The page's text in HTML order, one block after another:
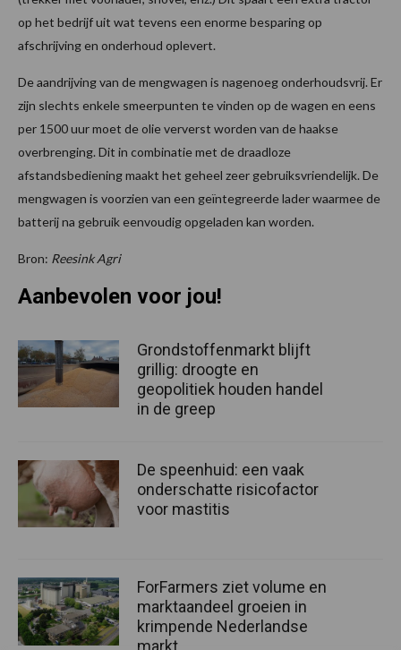
op het bedrijf uit wat tevens een enorme besparing op
afschrijving en onderhoud oplevert.
De aandrijving van de mengwagen is nagenoeg onderhoudsvrij. Er
zijn slechts enkele smeerpunten te vinden op de wagen en eens
per 1500 uur moet de olie ververst worden van de haakse
overbrenging. Dit in combinatie met de draadloze
afstandsbediening maakt het geheel zeer gebruiksvriendelijk. De
mengwagen is voorzien van een geïntegreerde lader waarmee de
batterij na gebruik eenvoudig opgeladen kan worden.
Bron: Reesink Agri
Aanbevolen voor jou!
Grondstoffenmarkt blijft
grillig: droogte en
geopolitiek houden handel
in de greep
De speenhuid: een vaak
onderschatte risicofactor
voor mastitis
ForFarmers ziet volume en
marktaandeel groeien in
krimpende Nederlandse
markt